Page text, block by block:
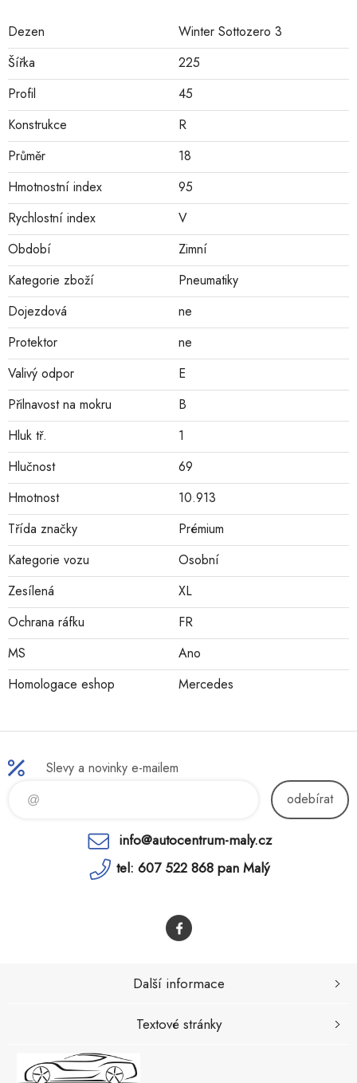
Dezen
Winter Sottozero 3
Šířka
225
Profil
45
Konstrukce
R
Průměr
18
Hmotnostní index
95
Rychlostní index
V
Období
Zimní
Kategorie zboží
Pneumatiky
Dojezdová
ne
Protektor
ne
Valivý odpor
E
Přilnavost na mokru
B
Hluk tř.
1
Hlučnost
69
Hmotnost
10.913
Třída značky
Prémium
Kategorie vozu
Osobní
Zesílená
XL
Ochrana ráfku
FR
MS
Ano
Homologace eshop
Mercedes
Slevy a novinky e-mailem
odebírat
info@autocentrum-maly.cz
tel: 607 522 868 pan Malý
Další informace
Textové stránky